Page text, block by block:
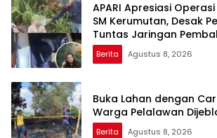
APARI Apresiasi
SM Kerumutan, Desak
Tuntas Jaringan
Berita Agustus 8, 2026
Buka Lahan dengan
Warga Pelalawan
Berita Agustus 8, 2026